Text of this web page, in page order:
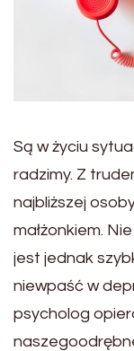
Są w życiu
radzimy. Z
najbliższej
małżonkiem.
jest jednak
niewpaść w
psycholog